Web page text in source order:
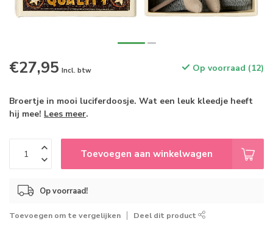
€27,95 Incl. btw Op voorraad (12)
Broertje in mooi luciferdoosje. Wat een leuk kleedje heeft
hij mee! Lees meer.
Toevoegen aan winkelwagen
Op voorraad!
Toevoegen om te vergelijken Deel dit product